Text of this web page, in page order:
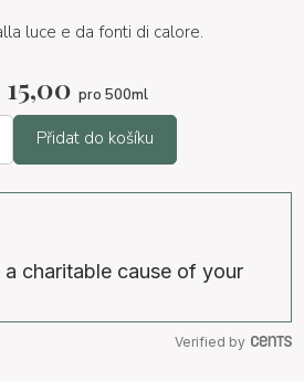
luce e da fonti di calore.
15,00 pro 500ml
Přidat do košíku
charitable cause of your
Verified by